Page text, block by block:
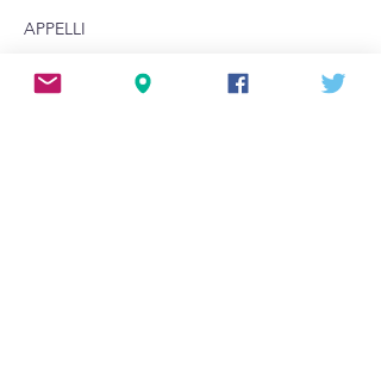
APPELLI
Date e luoghi dei prossimi appelli